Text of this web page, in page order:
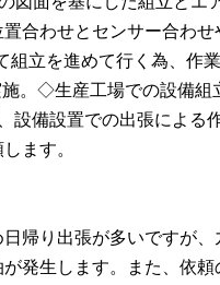
合わせとセンサー合わせ
立を進めて行く為、作
。◇生産工場での設備組
設備設置での出張による
ます。
帰り出張が多いですが、
発生します。また、依頼